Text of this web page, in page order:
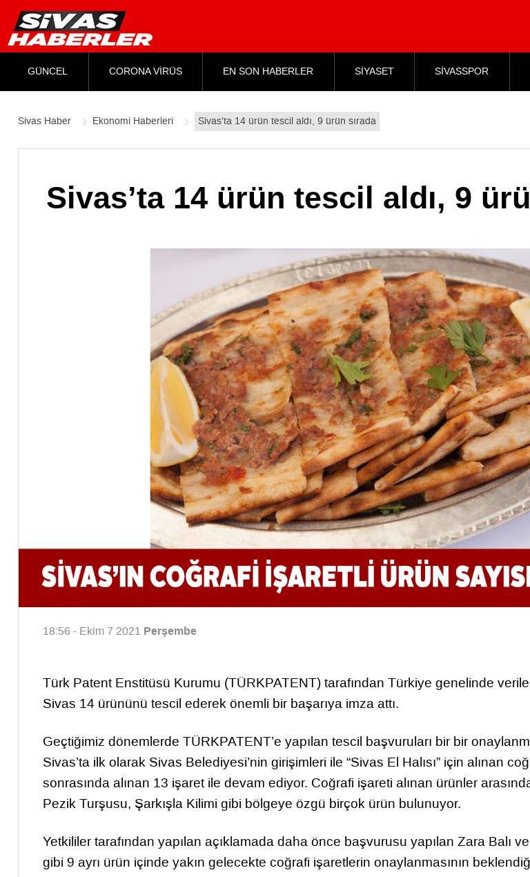
GÜNCEL CORONA VİRÜS EN SON HABERLER SİYASET SİVASSPOR
Sivas Haber Ekonomi Haberleri Sivas’ta 14 ürün tescil aldı, 9 ürün sırada
Sivas’ta 14 ürün tescil aldı, 9
18:56 - Ekim 7 2021 Perşembe
Türk Patent Enstitüsü Kurumu (TÜRKPATENT) tarafından Türkiye genelinde
Sivas 14 ürününü tescil ederek önemli bir başarıya imza attı.
Geçtiğimiz dönemlerde TÜRKPATENT’e yapılan tescil başvuruları bir bir
Sivas’ta ilk olarak Sivas Belediyesi’nin girişimleri ile “Sivas El Halısı” için alınan
sonrasında alınan 13 işaret ile devam ediyor. Coğrafi işareti alınan ürünler
Pezik Turşusu, Şarkışla Kilimi gibi bölgeye özgü birçok ürün bulunuyor.
Yetkililer tarafından yapılan açıklamada daha önce başvurusu yapılan Zara Balı
gibi 9 ayrı ürün içinde yakın gelecekte coğrafi işaretlerin onaylanmasının